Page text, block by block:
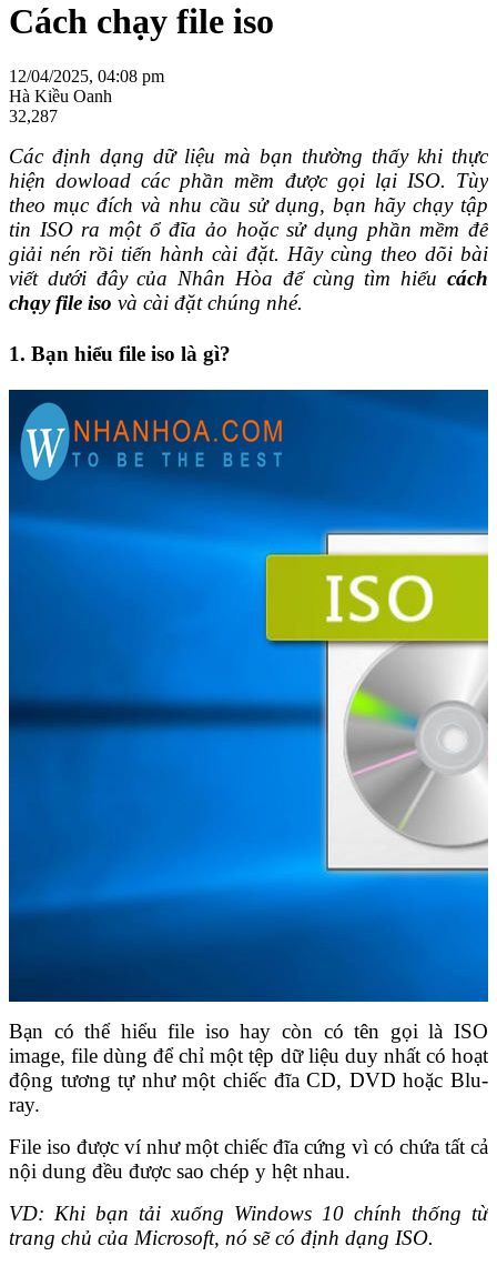
Cách chạy file iso
12/04/2025, 04:08 pm
Hà Kiều Oanh
32,287
Các định dạng dữ liệu mà bạn thường thấy khi thực
hiện dowload các phần mềm được gọi lại ISO. Tùy
theo mục đích và nhu cầu sử dụng, bạn hãy chạy tập
tin ISO ra một ổ đĩa ảo hoặc sử dụng phần mềm để
giải nén rồi tiến hành cài đặt. Hãy cùng theo dõi bài
viết dưới đây của Nhân Hòa để cùng tìm hiểu cách
chạy file iso và cài đặt chúng nhé.
1. Bạn hiểu file iso là gì?
Bạn có thể hiểu file iso hay còn có tên gọi là ISO
image, file dùng để chỉ một tệp dữ liệu duy nhất có hoạt
động tương tự như một chiếc đĩa CD, DVD hoặc Blu-
ray.
File iso được ví như một chiếc đĩa cứng vì có chứa tất cả
nội dung đều được sao chép y hệt nhau.
VD: Khi bạn tải xuống Windows 10 chính thống từ
trang chủ của Microsoft, nó sẽ có định dạng ISO.